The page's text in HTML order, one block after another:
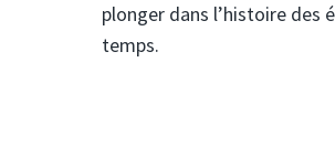
plonger dans l’histoire
temps.